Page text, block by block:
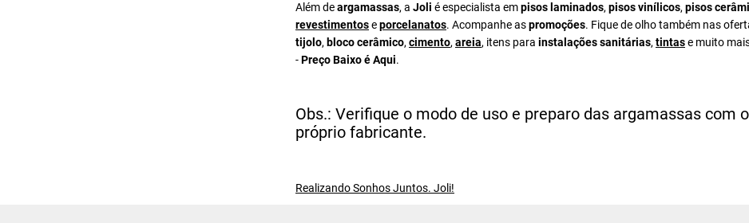
Além deargamassas, a Joli é especialista empisos laminados, pisos vinílicos, pisos
revestimentoseporcelanatos. Acompanhe aspromoções. Fique de olho também nas
tijolo, bloco cerâmico, cimento, areia, itens para instalações sanitárias, tintase muito
-Preço Baixo é Aqui.
Obs.: Verifique o modo de uso e preparo das argamassas com o
próprio fabricante.
Realizando Sonhos Juntos. Joli!